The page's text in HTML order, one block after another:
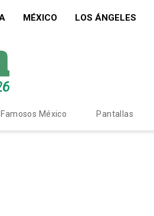
MÉXICO LOS ÁNGELES
Famosos México Pantallas